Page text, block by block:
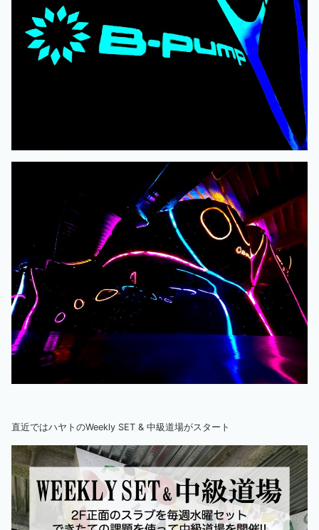
直近ではハヤトのWeekly SET & 中級道場がスタート